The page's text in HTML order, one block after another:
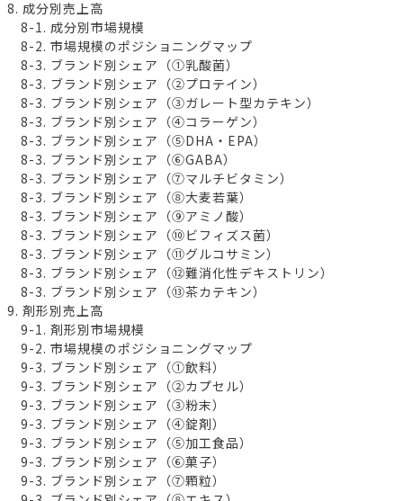
8. 成分別売上高
8-1. 成分別市場規模
8-2. 市場規模のポジショニングマップ
8-3. ブランド別シェア（①乳酸菌）
8-3. ブランド別シェア（②プロテイン）
8-3. ブランド別シェア（③ガレート型カテキン）
8-3. ブランド別シェア（④コラーゲン）
8-3. ブランド別シェア（⑤DHA・EPA）
8-3. ブランド別シェア（⑥GABA）
8-3. ブランド別シェア（⑦マルチビタミン）
8-3. ブランド別シェア（⑧大麦若葉）
8-3. ブランド別シェア（⑨アミノ酸）
8-3. ブランド別シェア（⑩ビフィズス菌）
8-3. ブランド別シェア（⑪グルコサミン）
8-3. ブランド別シェア（⑫難消化性デキストリン）
8-3. ブランド別シェア（⑬茶カテキン）
9. 剤形別売上高
9-1. 剤形別市場規模
9-2. 市場規模のポジショニングマップ
9-3. ブランド別シェア（①飲料）
9-3. ブランド別シェア（②カプセル）
9-3. ブランド別シェア（③粉末）
9-3. ブランド別シェア（④錠剤）
9-3. ブランド別シェア（⑤加工食品）
9-3. ブランド別シェア（⑥菓子）
9-3. ブランド別シェア（⑦顆粒）